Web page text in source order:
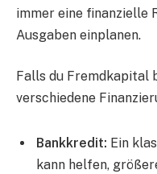
immer eine finanzielle
Ausgaben einplanen.
Falls du Fremdkapital
verschiedene
Bankkredit: Ein
kann helfen,